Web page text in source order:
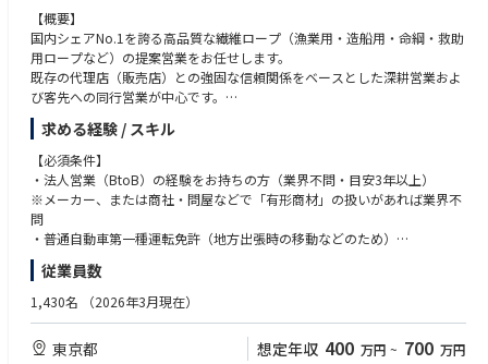
いるメンバーが多いです。日帰りもあれば1泊／連泊もございます。そん
な1週間が月間で少なくて2回、多いと毎週というイメージです。
転勤に関しては、将来的に管理職になる前の段階、もしくは管理職になっ
てから福島もしくは福岡に数年間転勤になる可能性がございます。これは
「他拠点への転勤を経て、当社営業担当としての経験値を広く深く積んで
ほしい」という思いがある為です。
■組織風土
当社は、2023年4月に人事制度を改定し、「社員一人一人が自分の"やりた
いこと"に積極的にチャレンジをし、 仲間と助け合いながら、自分の役割
を最後までやり切ることで、 達成感・貢献実感・成長感を感じ続けること
ができる」
ような組織を目指しています。
年齢に関わらず、自身の努力が評価される環境なので、 積極的なチャレン
ジ・やりたいことへの挑戦が、昇格・昇給にもつながりやすいです。
■アサカ理研の魅力
（1）業界の重要性：国連のSDGs目標においてリサイクル業界は重要な位
【概要】
国内シェアNo.1を誇る高品質な繊維ロープ（漁業用・造船用・命綱・救助
用ロープなど）の提案営業をお任せします。
既存の代理店（販売店）との強固な信頼関係をベースとした深耕営業およ
び客先への同行営業が中心です。
【具体的な業務内容】
・代理店へのアプローチ・客先同行
代理店の担当者と密に連携し、水産・土木建設・官公庁などのエンドユ
ーザーを訪問します。製品説明や見積もりの提示を行い、現場の課題に応
じた
最適な商品を提案します。
客先からの要望（仕様・納期など）と、製造工場の生産バランスの間に
立ち、円滑な納期調整や生産手配を行います。
・担当社数・エリア
担当は30社程度。東海・関東・東北・北陸エリアへの国内出張が月2〜3
回発生するため、フットワーク軽く動ける環境です。
求める経験 / スキル
【必須条件】
・法人営業（BtoB）の経験をお持ちの方（業界不問・目安3年以上）
※メーカー、または商社・問屋などで「有形商材」の扱いがあれば業界不
問
・普通自動車第一種運転免許（地方出張時の移動などのため）
【歓迎条件（歓迎する経験・スキル）】
・「代理店営業（ルート営業）」の経験
仕様の折衝を行った経験
・水産、土木建設、海運、官公庁向けビジネスのいずれかに関する知見
従業員数
1,430名 （2026年3月現在）
東京都 想定年収 400 万円 ~ 700 万円